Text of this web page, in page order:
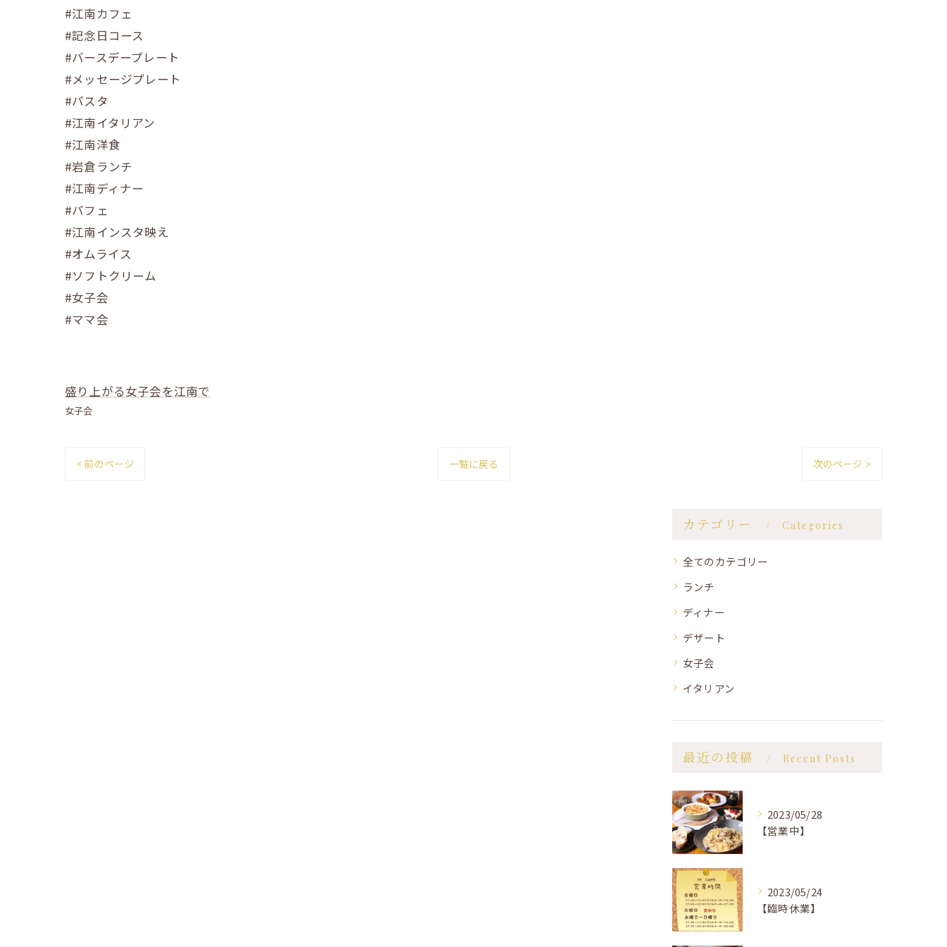
#江南カフェ
#記念日コース
#バースデープレート
#メッセージプレート
#パスタ
#江南イタリアン
#江南洋食
#岩倉ランチ
#江南ディナー
#パフェ
#江南インスタ映え
#オムライス
#ソフトクリーム
#女子会
#ママ会
盛り上がる女子会を江南で
女子会
< 前のページ 一覧に戻る 次のページ >
カテゴリー Categories
全てのカテゴリー
ランチ
ディナー
デザート
女子会
イタリアン
最近の投稿 Recent Posts
2023/05/28
【営業中】
2023/05/24
【臨時休業】